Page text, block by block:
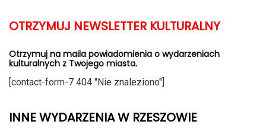
OTRZYMUJ NEWSLETTER KULTURALNY
Otrzymuj na maila powiadomienia o wydarzeniach
kulturalnych z Twojego miasta.
[contact-form-7 404 "Nie znaleziono"]
INNE WYDARZENIA W RZESZOWIE